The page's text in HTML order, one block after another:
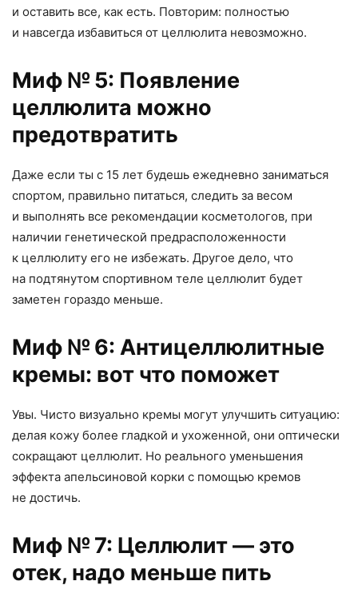
и оставить все, как есть. Повторим: полностью
и навсегда избавиться от целлюлита невозможно.
Миф № 5: Появление
целлюлита можно
предотвратить
Даже если ты с 15 лет будешь ежедневно заниматься
спортом, правильно питаться, следить за весом
и выполнять все рекомендации косметологов, при
наличии генетической предрасположенности
к целлюлиту его не избежать. Другое дело, что
на подтянутом спортивном теле целлюлит будет
заметен гораздо меньше.
Миф № 6: Антицеллюлитные
кремы: вот что поможет
Увы. Чисто визуально кремы могут улучшить ситуацию:
делая кожу более гладкой и ухоженной, они оптически
сокращают целлюлит. Но реального уменьшения
эффекта апельсиновой корки с помощью кремов
не достичь.
Миф № 7: Целлюлит — это
отек, надо меньше пить